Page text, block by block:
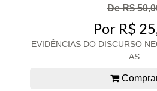
De R$
Por R$
EVIDÊNCIAS DO DISCURSO
AS